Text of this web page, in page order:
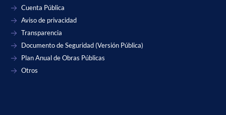
Cuenta Pública
Aviso de privacidad
Transparencia
Documento de Seguridad (Versión Pública)
Plan Anual de Obras Públicas
Otros